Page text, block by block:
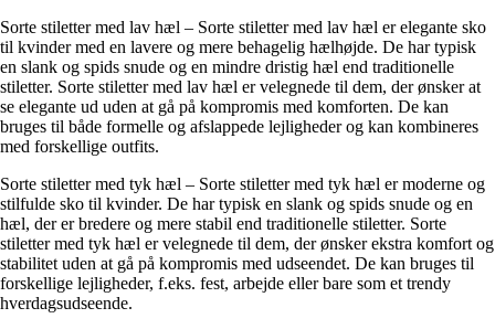
Sorte stiletter med lav hæl – Sorte stiletter med lav hæl er elegante sko
til kvinder med en lavere og mere behagelig hælhøjde. De har typisk
en slank og spids snude og en mindre dristig hæl end traditionelle
stiletter. Sorte stiletter med lav hæl er velegnede til dem, der ønsker at
se elegante ud uden at gå på kompromis med komforten. De kan
bruges til både formelle og afslappede lejligheder og kan kombineres
med forskellige outfits.
Sorte stiletter med tyk hæl – Sorte stiletter med tyk hæl er moderne og
stilfulde sko til kvinder. De har typisk en slank og spids snude og en
hæl, der er bredere og mere stabil end traditionelle stiletter. Sorte
stiletter med tyk hæl er velegnede til dem, der ønsker ekstra komfort og
stabilitet uden at gå på kompromis med udseendet. De kan bruges til
forskellige lejligheder, f.eks. fest, arbejde eller bare som et trendy
hverdagsudseende.